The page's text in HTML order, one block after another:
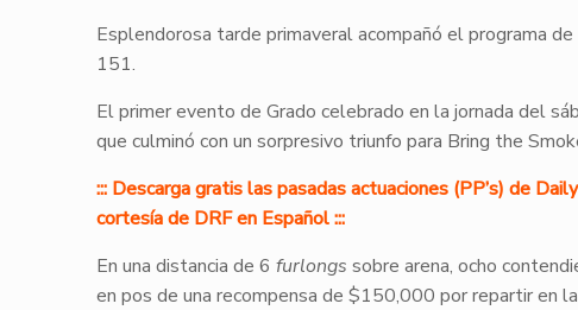
Esplendorosa tarde primaveral acompañó el programa
151.
El primer evento de Grado celebrado en la jornada del
que culminó con un sorpresivo triunfo para Bring the
::: Descarga gratis las pasadas actuaciones (PP’s) de
cortesía de DRF en Español :::
En una distancia de 6 furlongs sobre arena, ocho
en pos de una recompensa de $150,000 por repartir en